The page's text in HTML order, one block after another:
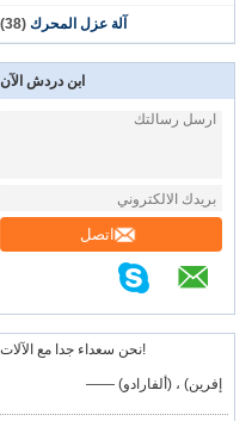
آلة عزل المحرك (38)
ابن دردش الآن
اتصل
نحن سعداء جدا مع الآلات!
—— إفرين) ، (ألفارادو)